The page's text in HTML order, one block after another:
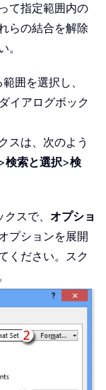
て指定範囲内の
らの結合を解除
。
囲を選択し、
イアログボック
スは、次のよう
検索と選択>検
スで、 オプショ
プションを展開
ください。スク